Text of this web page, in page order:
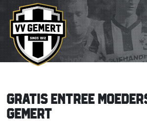
GRATIS ENTREE
GEMERT